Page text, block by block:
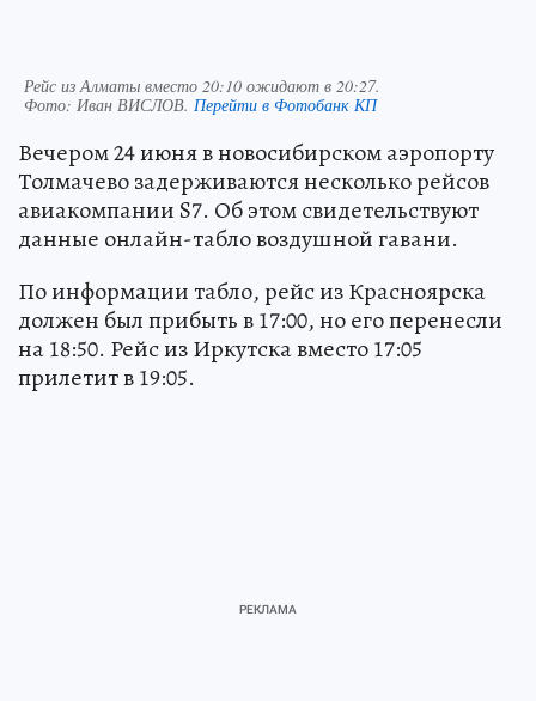
Рейс из Алматы вместо 20:10 ожидают в 20:27.
Фото: Иван ВИСЛОВ. Перейти в Фотобанк КП
Вечером 24 июня в новосибирском аэропорту
Толмачево задерживаются несколько рейсов
авиакомпании S7. Об этом свидетельствуют
данные онлайн-табло воздушной гавани.
По информации табло, рейс из Красноярска
должен был прибыть в 17:00, но его перенесли
на 18:50. Рейс из Иркутска вместо 17:05
прилетит в 19:05.